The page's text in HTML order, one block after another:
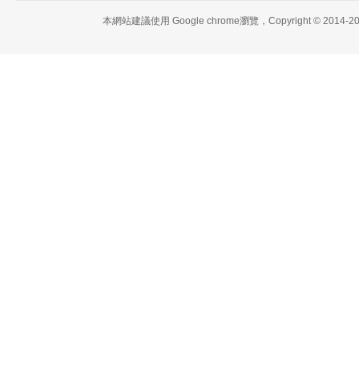
本網站建議使用 Google chrome瀏覽，Copyright © 2014-